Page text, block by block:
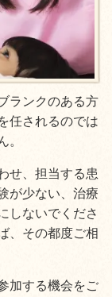
ランクのある方
任されるのでは
。
せ、担当する患
が少ない、治療
しないでくださ
、その都度ご相
加する機会をご